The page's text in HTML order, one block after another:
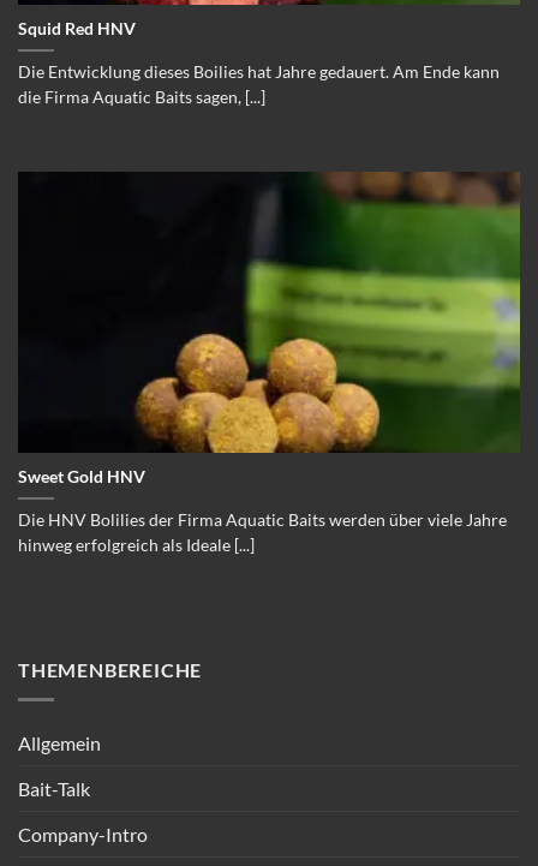
THEMENBEREICHE
Allgemein
Bait-Talk
Company-Intro
Squid Red HNV
Die Entwicklung dieses Boilies hat Jahre gedauert. Am Ende kann
die Firma Aquatic Baits sagen, [...]
Sweet Gold HNV
Die HNV Bolilies der Firma Aquatic Baits werden über viele Jahre
hinweg erfolgreich als Ideale [...]